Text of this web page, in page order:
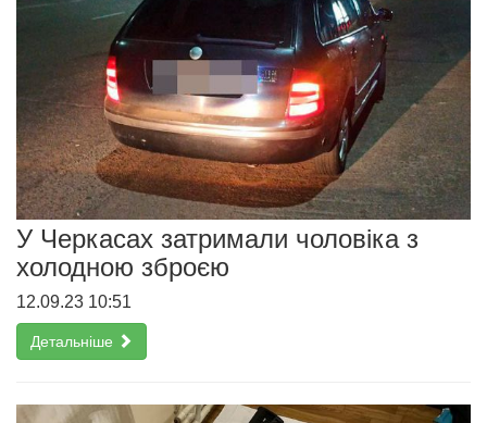
У Черкасах затримали чоловіка з
холодною зброєю
12.09.23 10:51
Детальніше